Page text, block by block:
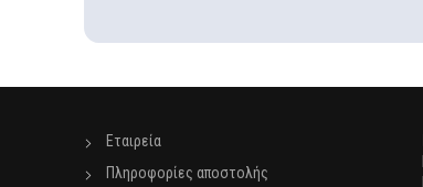
Εταιρεία
Πληροφορίες αποστολής